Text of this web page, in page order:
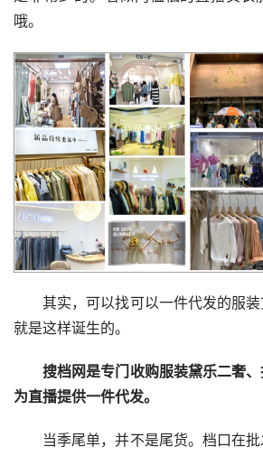
哦。
其实，可以找可以一件代发的服装
就是这样诞生的。
搜档网是专门收购服装黛乐二奢、
为直播提供一件代发。
当季尾单，并不是尾货。档口在